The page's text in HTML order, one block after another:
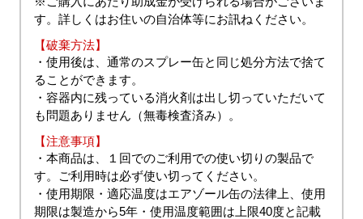
す。詳しくはお住いの自治体等にお訊ねください。
【破棄方法】
・使用後は、通常のスプレー缶と同じ処分方法で捨て
ることができます。
・容器内に残っている消火剤は出し切っていただいて
も問題ありません（無毒検査済み）。
【注意事項】
・本商品は、１回でのご利用での使い切りの製品で
す。ご利用時は必ず使い切ってください。
・使用期限・適応温度はエアゾール缶の法律上、使用
期限は製造から5年・使用温度範囲は上限40度と記載